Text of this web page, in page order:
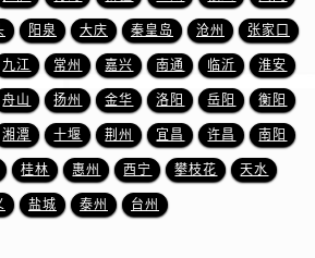
四川省凉山州市西昌市大巷口下街售后服务中心（需提前预约）
四川省泸州市江阳区治平路售后服务中心（需提前预约）
四川省眉山市东坡区三苏路售后服务中心（需提前预约）
四川省绵阳市涪城区翠花街售后服务中心（需提前预约）
四川省南充市高坪区江东大道售后服务中心（需提前预约）
四川省内江市东兴区汉安大道售后服务中心（需提前预约）
阳泉 大庆 秦皇岛 沧州 张家口
九江 常州 嘉兴 南通 临沂 淮安
舟山 扬州 金华 洛阳 岳阳 衡阳
湘潭 十堰 荆州 宜昌 许昌 南阳
桂林 惠州 西宁 攀枝花 天水
盐城 泰州 台州